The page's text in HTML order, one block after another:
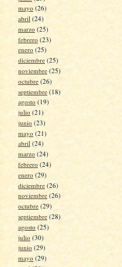
mayo (26)
abril (24)
marzo (25)
febrero (23)
enero (25)
diciembre (25)
noviembre (25)
octubre (26)
septiembre (18)
agosto (19)
julio (21)
junio (23)
mayo (21)
abril (24)
marzo (24)
febrero (24)
enero (29)
diciembre (26)
noviembre (26)
octubre (29)
septiembre (28)
agosto (25)
julio (30)
junio (29)
mayo (29)